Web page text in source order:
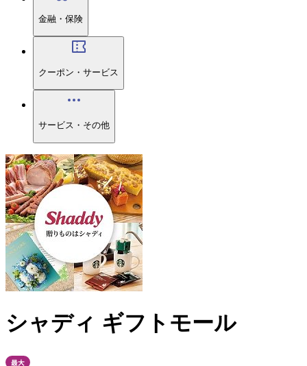
金融・保険
クーポン・サービス
サービス・その他
シャディ ギフトモール